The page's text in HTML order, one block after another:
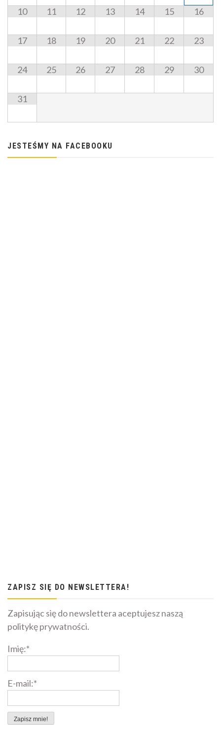
10 11 12 13 14 15 16
17 18 19 20 21 22 23
24 25 26 27 28 29 30
31
JESTEŚMY NA FACEBOOKU
ZAPISZ SIĘ DO NEWSLETTERA!
Zapisując się do newslettera aceptujesz naszą
politykę prywatności.
Imię:*
E-mail:*